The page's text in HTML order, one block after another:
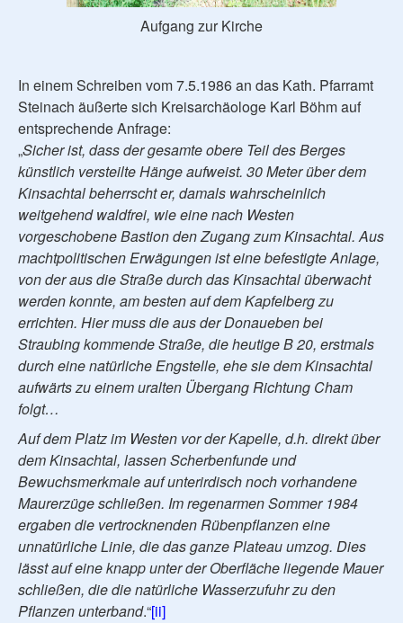
Aufgang zur Kirche
In einem Schreiben vom 7.5.1986 an das Kath. Pfarramt
Steinach äußerte sich Kreisarchäologe Karl Böhm auf
entsprechende Anfrage:
„Sicher ist, dass der gesamte obere Teil des Berges
künstlich versteilte Hänge aufweist. 30 Meter über dem
Kinsachtal beherrscht er, damals wahrscheinlich
weitgehend waldfrei, wie eine nach Westen
vorgeschobene Bastion den Zugang zum Kinsachtal. Aus
machtpolitischen Erwägungen ist eine befestigte Anlage,
von der aus die Straße durch das Kinsachtal überwacht
werden konnte, am besten auf dem Kapfelberg zu
errichten. Hier muss die aus der Donaueben bei
Straubing kommende Straße, die heutige B 20, erstmals
durch eine natürliche Engstelle, ehe sie dem Kinsachtal
aufwärts zu einem uralten Übergang Richtung Cham
folgt…
Auf dem Platz im Westen vor der Kapelle, d.h. direkt über
dem Kinsachtal, lassen Scherbenfunde und
Bewuchsmerkmale auf unterirdisch noch vorhandene
Maurerzüge schließen. Im regenarmen Sommer 1984
ergaben die vertrocknenden Rübenpflanzen eine
unnatürliche Linie, die das ganze Plateau umzog. Dies
lässt auf eine knapp unter der Oberfläche liegende Mauer
schließen, die die natürliche Wasserzufuhr zu den
Pflanzen unterband.“[ii]